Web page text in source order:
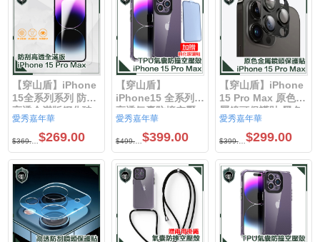
【穿山盾】iPhone
15全系列系列 防刮
高透全滿版鋼化玻
璃保護貼 iPhone15
Pro Max /
iPhone15 Pro /
iPhone15plus /
iPhone15
愛秀嘉年華
$369.00$269.00
【穿山盾】
iPhone15 全系列
高透氣囊防撞空壓
殼贈鋼化玻璃貼超
值組iPhone15 Pro
Max /iPhone15
Pro /
iPhone15plus /
iPhone15
愛秀嘉年華
$499.00$399.00
【穿山盾】iPhone
15 Pro Max 原色金
屬鏡頭保護貼 黑色
愛秀嘉年華
$399.00$299.00